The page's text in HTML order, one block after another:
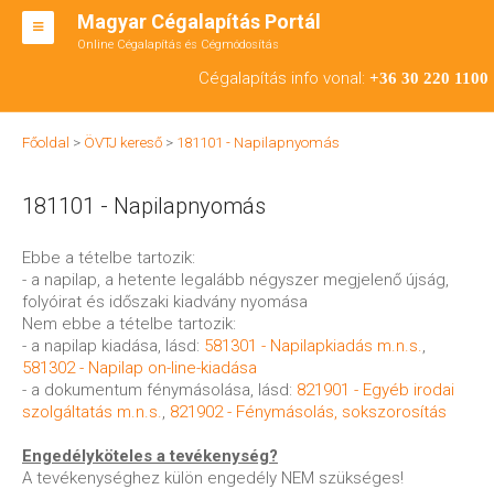
Magyar Cégalapítás Portál
Online Cégalapítás és Cégmódosítás
Cégalapítás info vonal: +36 30 220 1100
BT ALAPÍTÁS
CÉGMÓDOSÍTÁS
ÁTALAKULÁS
TEÁOR SZÁMOK '08
ENGEDÉLYKÖTELES
KAPCSOLAT
Főoldal > ÖVTJ kereső > 181101 - Napilapnyomás
181101 - Napilapnyomás
Ebbe a tételbe tartozik:
- a napilap, a hetente legalább négyszer megjelenő újság,
folyóirat és időszaki kiadvány nyomása
Nem ebbe a tételbe tartozik:
- a napilap kiadása, lásd: 581301 - Napilapkiadás m.n.s.,
581302 - Napilap on-line-kiadása
- a dokumentum fénymásolása, lásd: 821901 - Egyéb irodai
szolgáltatás m.n.s., 821902 - Fénymásolás, sokszorosítás
Engedélyköteles a tevékenység?
A tevékenységhez külön engedély NEM szükséges!